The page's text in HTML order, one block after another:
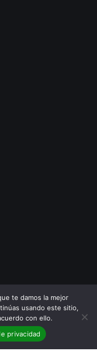
te damos la mejor
usando este sitio,
con ello.
privacidad